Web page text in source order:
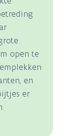
open te
en
er